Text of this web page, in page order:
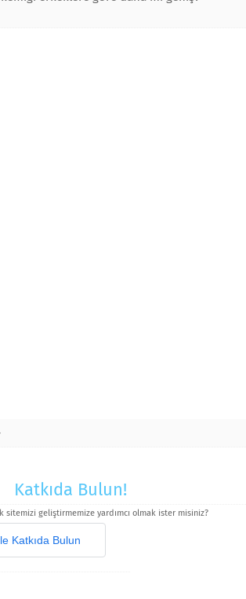
Katkıda Bulun!
sitemizi geliştirmemize yardımcı olmak ister misiniz?
Katkıda Bulun